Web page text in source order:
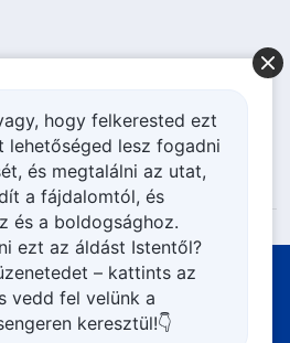
Adatvédelmi szabályzat
Cookie szabályzat
Isten Egyháza.Minden
hogy felkerested ezt
lehetőséged lesz fogadni
és megtalálni az utat,
a fájdalomtól, és
és a boldogsághoz.
ezt az áldást Istentől?
– kattints az
vedd fel velünk a
keresztül!👇